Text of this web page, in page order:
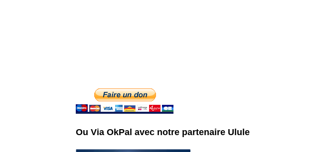
Ou Via OkPal avec notre partenaire Ulule